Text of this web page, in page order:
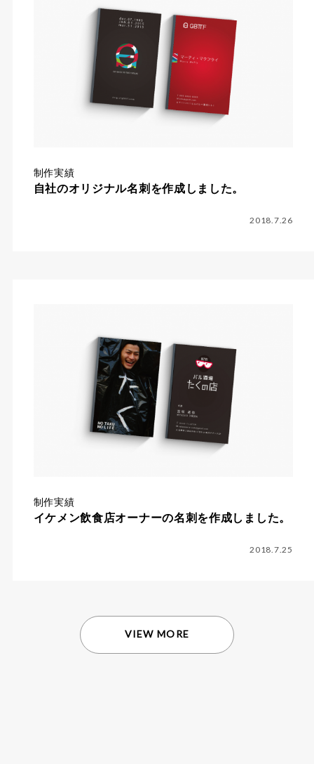
制作実績
自社のオリジナル名刺を作成しました。
2018.7.26
制作実績
イケメン飲食店オーナーの名刺を作成しました。
2018.7.25
VIEW MORE